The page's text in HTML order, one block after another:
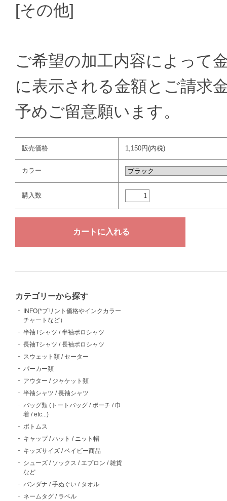
[その他]
ご希望の加工内容によって
に表示される金額とご請求
予めご留意願います。
販売価格 1,150円(内税)
カラー
購入数
カテゴリーから探す
INFO(*プリント価格やインクカラー
チャートなど）
半袖Tシャツ / 半袖ポロシャツ
長袖Tシャツ / 長袖ポロシャツ
スウェット類 / セーター
パーカー類
アウター / ジャケット類
半袖シャツ / 長袖シャツ
バッグ類 (トートバッグ / ポーチ / 巾
着 / etc...)
ボトムス
キャップ / ハット / ニット帽
キッズサイズ / ベイビー商品
シューズ / ソックス / エプロン / 雑貨
など
バンダナ / 手ぬぐい / タオル
ネームタグ / ラベル